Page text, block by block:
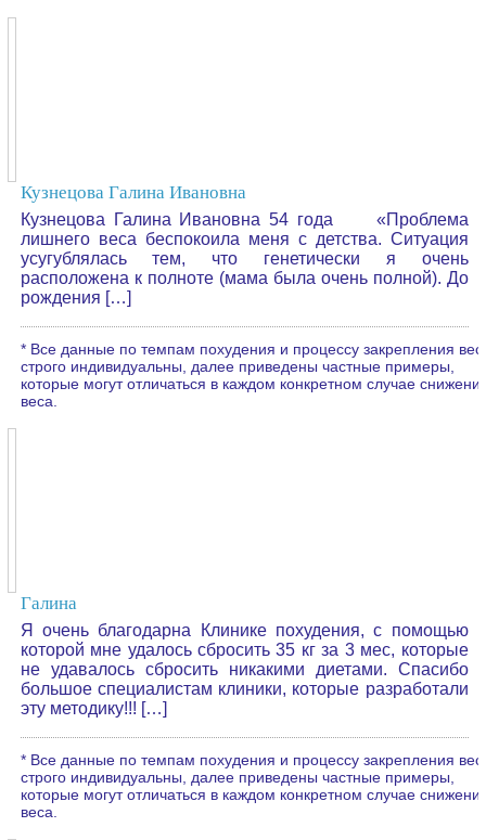
Кузнецова Галина Ивановна
Кузнецова Галина Ивановна 54 года «Проблема
лишнего веса беспокоила меня с детства. Ситуация
усугублялась тем, что генетически я очень
расположена к полноте (мама была очень полной). До
рождения […]
* Все данные по темпам похудения и процессу закрепления
строго индивидуальны, далее приведены частные примеры,
которые могут отличаться в каждом конкретном случае
веса.
Галина
Я очень благодарна Клинике похудения, с помощью
которой мне удалось сбросить 35 кг за 3 мес, которые
не удавалось сбросить никакими диетами. Спасибо
большое специалистам клиники, которые разработали
эту методику!!! […]
* Все данные по темпам похудения и процессу закрепления
строго индивидуальны, далее приведены частные примеры,
которые могут отличаться в каждом конкретном случае
веса.